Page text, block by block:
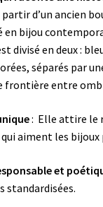
d’un ancien
bijou
divisé en deux :
séparés par
frontière entre
: Elle attire le
aiment les bijoux
et
standardisées.